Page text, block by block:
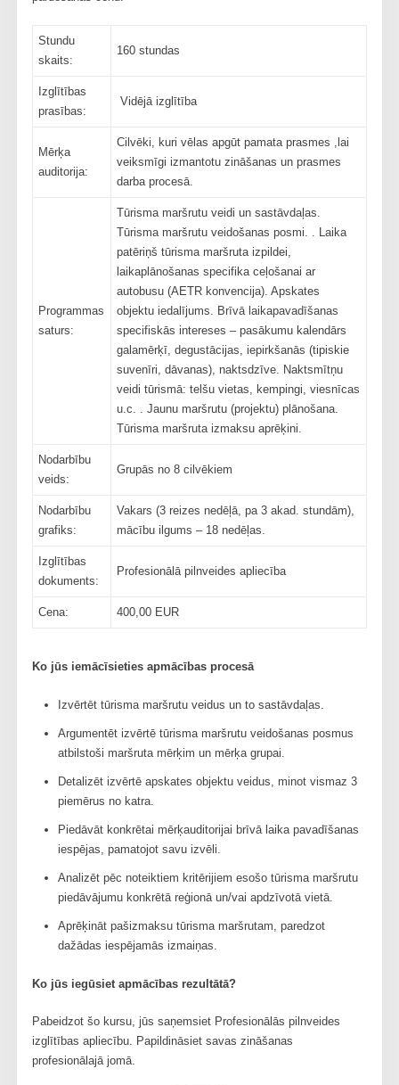
Stundu
skaits:
160 stundas
Izglītības
prasības:
Vidējā izglītība
Mērķa
auditorija:
Cilvēki, kuri vēlas apgūt pamata prasmes ,lai
veiksmīgi izmantotu zināšanas un prasmes
darba procesā.
Programmas
saturs:
Tūrisma maršrutu veidi un sastāvdaļas.
Tūrisma maršrutu veidošanas posmi. . Laika
patēriņš tūrisma maršruta izpildei,
laikaplānošanas specifika ceļošanai ar
autobusu (AETR konvencija). Apskates
objektu iedalījums. Brīvā laikapavadīšanas
specifiskās intereses – pasākumu kalendārs
galamērķī, degustācijas, iepirkšanās (tipiskie
suvenīri, dāvanas), naktsdzīve. Naktsmītņu
veidi tūrismā: telšu vietas, kempingi, viesnīcas
u.c. . Jaunu maršrutu (projektu) plānošana.
Tūrisma maršruta izmaksu aprēķini.
Nodarbību
veids:
Grupās no 8 cilvēkiem
Nodarbību
grafiks:
Vakars (3 reizes nedēļā, pa 3 akad. stundām),
mācību ilgums – 18 nedēļas.
Izglītības
dokuments:
Profesionālā pilnveides apliecība
Cena: 400,00 EUR
Ko jūs iemācīsieties apmācības procesā
Izvērtēt tūrisma maršrutu veidus un to sastāvdaļas.
Argumentēt izvērtē tūrisma maršrutu veidošanas posmus
atbilstoši maršruta mērķim un mērķa grupai.
Detalizēt izvērtē apskates objektu veidus, minot vismaz 3
piemērus no katra.
Piedāvāt konkrētai mērķauditorijai brīvā laika pavadīšanas
iespējas, pamatojot savu izvēli.
Analizēt pēc noteiktiem kritērijiem esošo tūrisma maršrutu
piedāvājumu konkrētā reģionā un/vai apdzīvotā vietā.
Aprēķināt pašizmaksu tūrisma maršrutam, paredzot
dažādas iespējamās izmaiņas.
Ko jūs iegūsiet apmācības rezultātā?
Pabeidzot šo kursu, jūs saņemsiet Profesionālās pilnveides
izglītības apliecību. Papildināsiet savas zināšanas
profesionālajā jomā.